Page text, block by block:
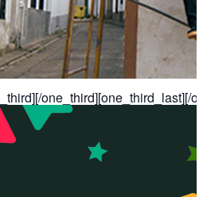
[/one_third][one_third_last][/